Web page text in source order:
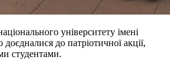
університету імені
до патріотичної акції,
студентами.